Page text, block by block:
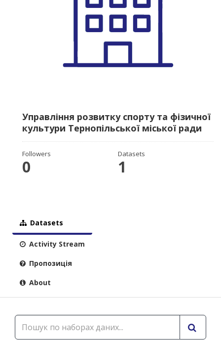
Управління розвитку спорту та фізичної
культури Тернопільської міської ради
Followers
0
Datasets
1
Datasets
Activity Stream
Пропозиція
About